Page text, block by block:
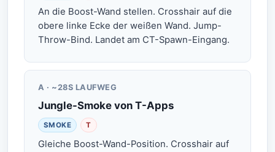
An die Boost-Wand stellen. Crosshair auf die
obere linke Ecke der weißen Wand. Jump-
Throw-Bind. Landet am CT-Spawn-Eingang.
A · ~28S LAUFWEG
Jungle-Smoke von T-Apps
SMOKE T
Gleiche Boost-Wand-Position. Crosshair auf